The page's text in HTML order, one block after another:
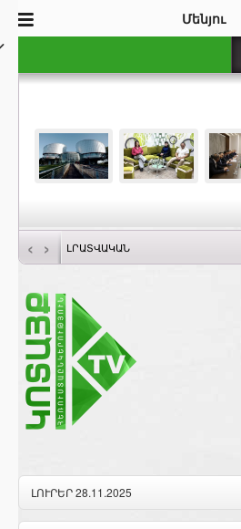
‹ › ԼՐԱՏՎԱԿԱՆ
ԼՈՒՐԵՐ 28.11.2025
Մենյու